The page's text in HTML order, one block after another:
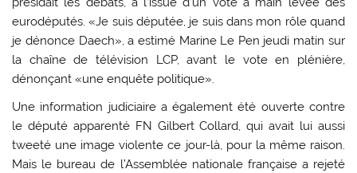
eurodéputés. «Je suis députée, je suis dans mon rôle quand
je dénonce Daech», a estimé Marine Le Pen jeudi matin sur
la chaîne de télévision LCP, avant le vote en plénière,
dénonçant «une enquête politique».
Une information judiciaire a également été ouverte contre
le député apparenté FN Gilbert Collard, qui avait lui aussi
tweeté une image violente ce jour-là, pour la même raison.
Mais le bureau de l’Assemblée nationale française a rejeté